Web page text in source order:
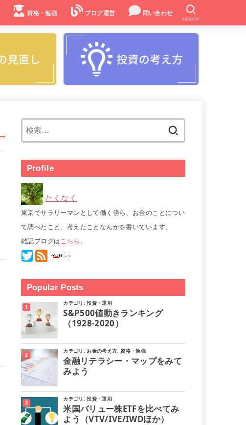
資格・勉強 ブログ運営 問い合わせ
SEARCH
索:
Profile
たくなく
東京でサラリーマンとして働く傍ら、お金のことについ
て調べたこと、考えたことなんかを書いています。
雑記ブログはこちら 。
Popular Posts
カテゴリ:投資・運用
S&P500値動きランキング
（1928-2020）
カテゴリ:お金の考え方,資格・勉強
金融リテラシー・マップをみて
みよう
カテゴリ:投資・運用
米国バリュー株ETFを比べてみ
よう（VTV/IVE/IWDほか）